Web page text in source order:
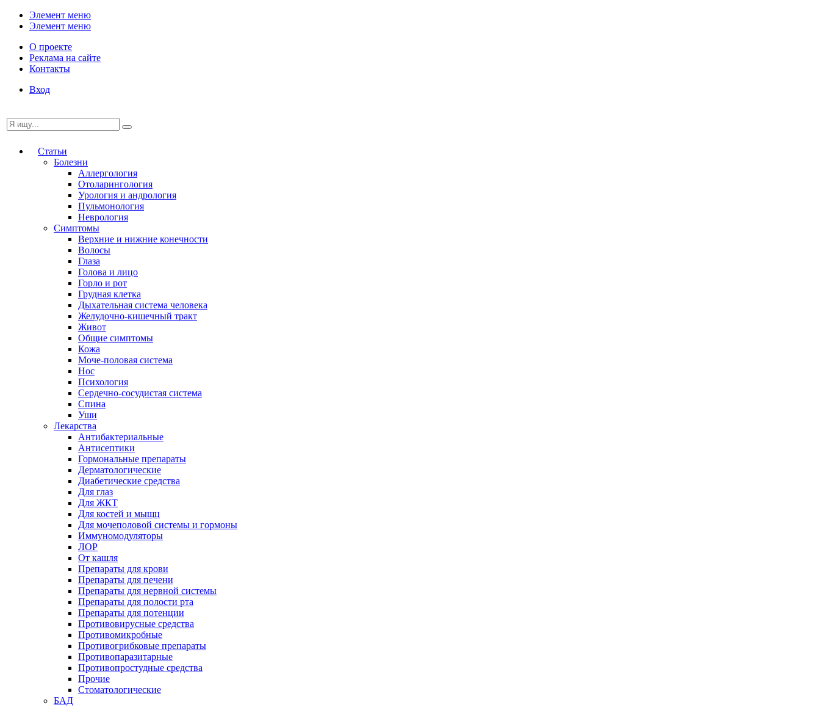
Элемент меню
Элемент меню
О проекте
Реклама на сайте
Контакты
Вход
Статьи
Болезни
Аллергология
Отоларингология
Урология и андрология
Пульмонология
Неврология
Симптомы
Верхние и нижние конечности
Волосы
Глаза
Голова и лицо
Горло и рот
Грудная клетка
Дыхательная система человека
Желудочно-кишечный тракт
Живот
Общие симптомы
Кожа
Моче-половая система
Нос
Психология
Сердечно-сосудистая система
Спина
Уши
Лекарства
Антибактериальные
Антисептики
Гормональные препараты
Дерматологические
Диабетические средства
Для глаз
Для ЖКТ
Для костей и мыщц
Для мочеполовой системы и гормоны
Иммуномодуляторы
ЛОР
От кашля
Препараты для крови
Препараты для печени
Препараты для нервной системы
Препараты для полости рта
Препараты для потенции
Противовирусные средства
Противомикробные
Противогрибковые препараты
Противопаразитарные
Противопростудные средства
Прочие
Стоматологические
БАД